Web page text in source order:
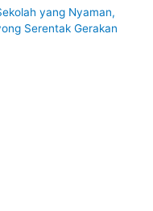
yang Nyaman,
Serentak Gerakan